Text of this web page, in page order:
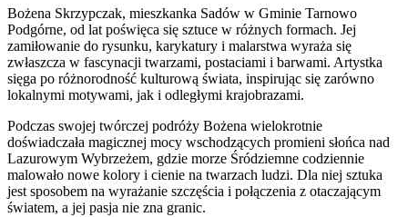
Bożena Skrzypczak, mieszkanka Sadów w Gminie Tarnowo
Podgórne, od lat poświęca się sztuce w różnych formach. Jej
zamiłowanie do rysunku, karykatury i malarstwa wyraża się
zwłaszcza w fascynacji twarzami, postaciami i barwami. Artystka
sięga po różnorodność kulturową świata, inspirując się zarówno
lokalnymi motywami, jak i odległymi krajobrazami.
Podczas swojej twórczej podróży Bożena wielokrotnie
doświadczała magicznej mocy wschodzących promieni słońca nad
Lazurowym Wybrzeżem, gdzie morze Śródziemne codziennie
malowało nowe kolory i cienie na twarzach ludzi. Dla niej sztuka
jest sposobem na wyrażanie szczęścia i połączenia z otaczającym
światem, a jej pasja nie zna granic.